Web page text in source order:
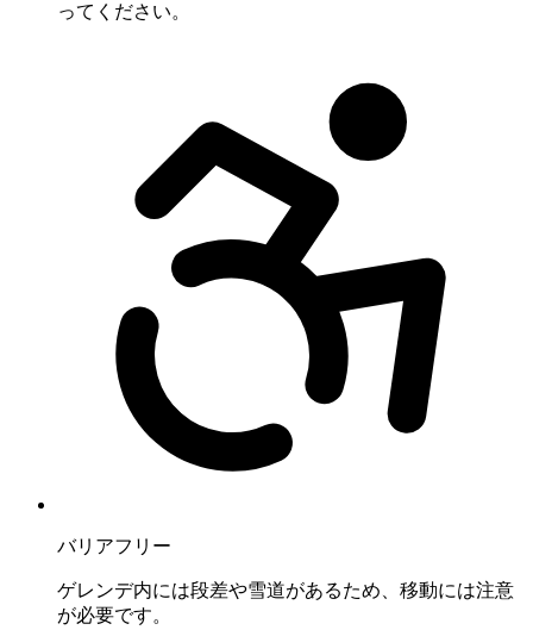
ってください。
バリアフリー
ゲレンデ内には段差や雪道があるため、移動には注意
が必要です。